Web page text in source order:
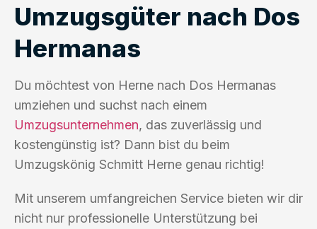
Umzugsgüter nach Dos
Hermanas
Du möchtest von Herne nach Dos Hermanas
umziehen und suchst nach einem
Umzugsunternehmen, das zuverlässig und
kostengünstig ist? Dann bist du beim
Umzugskönig Schmitt Herne genau richtig!
Mit unserem umfangreichen Service bieten wir dir
nicht nur professionelle Unterstützung bei